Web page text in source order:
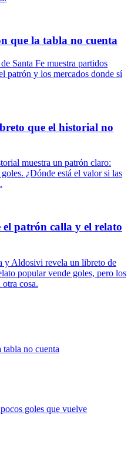
que la tabla no cuenta
Santa Fe muestra partidos
patrón y los mercados donde sí
que el historial no
muestra un patrón claro:
¿Dónde está el valor si las
el patrón calla y el relato
y Aldosivi revela un libreto de
popular vende goles, pero los
cosa.
no cuenta
goles que vuelve